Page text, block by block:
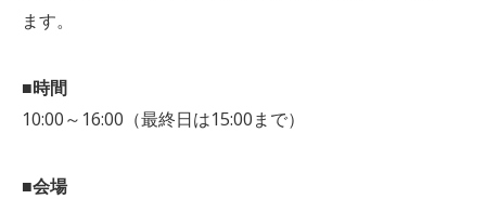
ます。
■時間
10:00～16:00（最終日は15:00まで）
■会場